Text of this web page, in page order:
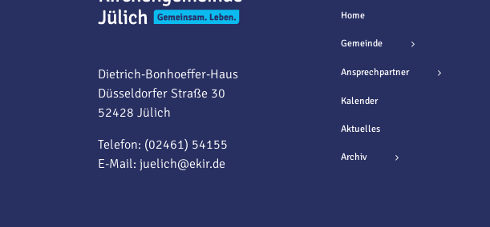
Dietrich-Bonhoeffer-Haus
Düsseldorfer Straße 30
52428 Jülich
Telefon: (02461) 54155
E-Mail: juelich@ekir.de
Home
Gemeinde
Ansprechpartner
Kalender
Aktuelles
Archiv